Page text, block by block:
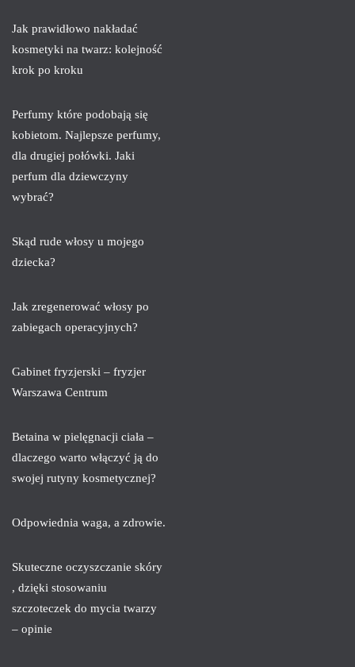
Jak prawidłowo nakładać
kosmetyki na twarz: kolejność
krok po kroku
Perfumy które podobają się
kobietom. Najlepsze perfumy,
dla drugiej połówki. Jaki
perfum dla dziewczyny
wybrać?
Skąd rude włosy u mojego
dziecka?
Jak zregenerować włosy po
zabiegach operacyjnych?
Gabinet fryzjerski – fryzjer
Warszawa Centrum
Betaina w pielęgnacji ciała –
dlaczego warto włączyć ją do
swojej rutyny kosmetycznej?
Odpowiednia waga, a zdrowie.
Skuteczne oczyszczanie skóry
, dzięki stosowaniu
szczoteczek do mycia twarzy
– opinie